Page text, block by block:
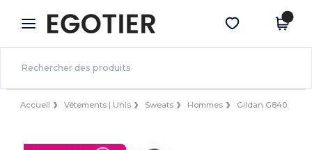
× Appli Egotier
Meilleurs prix sur l’app !
Obtenir l'appli
Accueil Vêtements | Unis Sweats Hommes Gildan G840